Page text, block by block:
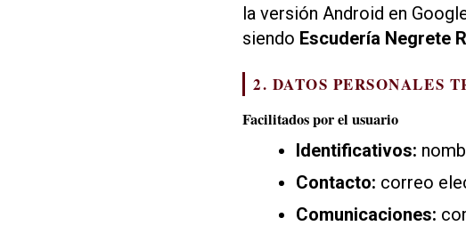
la versión Android en
siendo Escudería Negrete
2. DATOS PERSONALES
Facilitados por el usuario
Identificativos:
Contacto: correo
Comunicaciones: